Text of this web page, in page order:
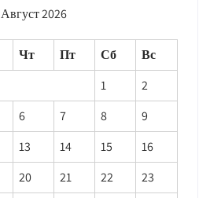
Август 2026
Чт Пт Сб
Вс
1
2
6 7 8
9
13 14 15
16
20 21 22
23